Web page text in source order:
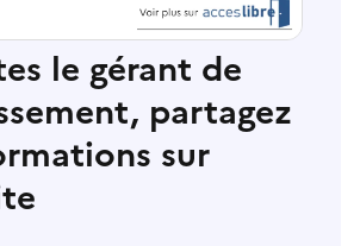
le gérant de
partagez
sur